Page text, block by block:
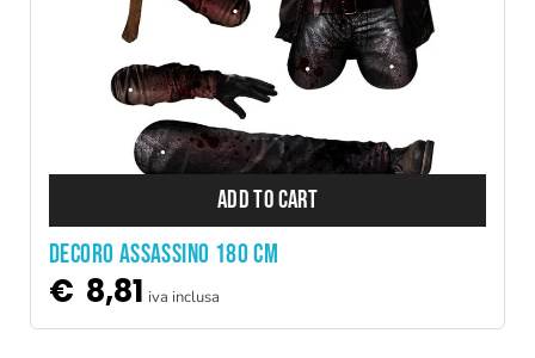
ADD TO CART
DECORO ASSASSINO 180 CM
€ 8,81 iva inclusa